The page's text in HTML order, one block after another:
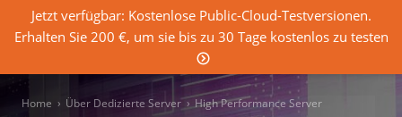
Jetzt verfügbar: Kostenlose Public-Cloud-Testversionen.
Erhalten Sie 200 €, um sie bis zu 30 Tage kostenlos zu testen
Einloggen
0
Home › Über Dedizierte Server › High Performance Server